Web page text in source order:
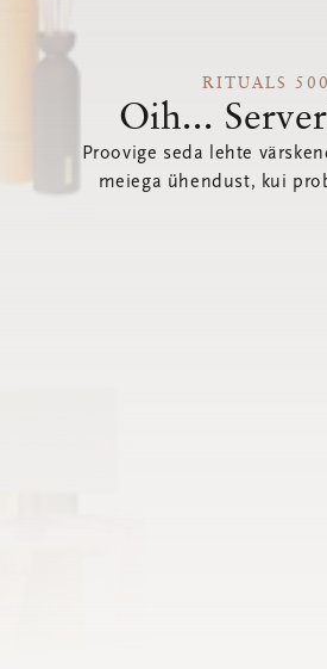
RITUALS 500
Oih...
Proovige seda lehte
meiega ühendust, kui